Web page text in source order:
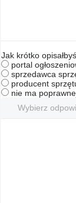
Jak krótko
portal
sprzedawca
producent
nie ma
Wybierz